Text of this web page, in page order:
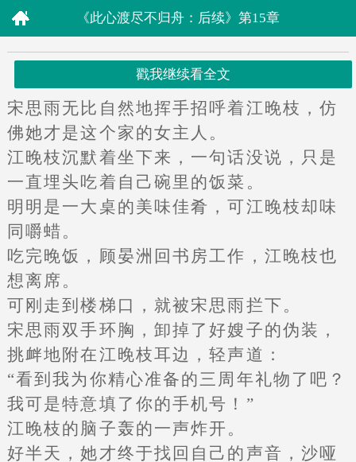
《此心渡尽不归舟：后续》第15章
戳我继续看全文
宋思雨无比自然地挥手招呼着江晚枝，仿
佛她才是这个家的女主人。
江晚枝沉默着坐下来，一句话没说，只是
一直埋头吃着自己碗里的饭菜。
明明是一大桌的美味佳肴，可江晚枝却味
同嚼蜡。
吃完晚饭，顾晏洲回书房工作，江晚枝也
想离席。
可刚走到楼梯口，就被宋思雨拦下。
宋思雨双手环胸，卸掉了好嫂子的伪装，
挑衅地附在江晚枝耳边，轻声道：
“看到我为你精心准备的三周年礼物了吧？
我可是特意填了你的手机号！”
江晚枝的脑子轰的一声炸开。
好半天，她才终于找回自己的声音，沙哑